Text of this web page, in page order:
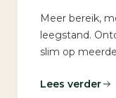
Meer bereik,
leegstand.
slim op
Lees verder